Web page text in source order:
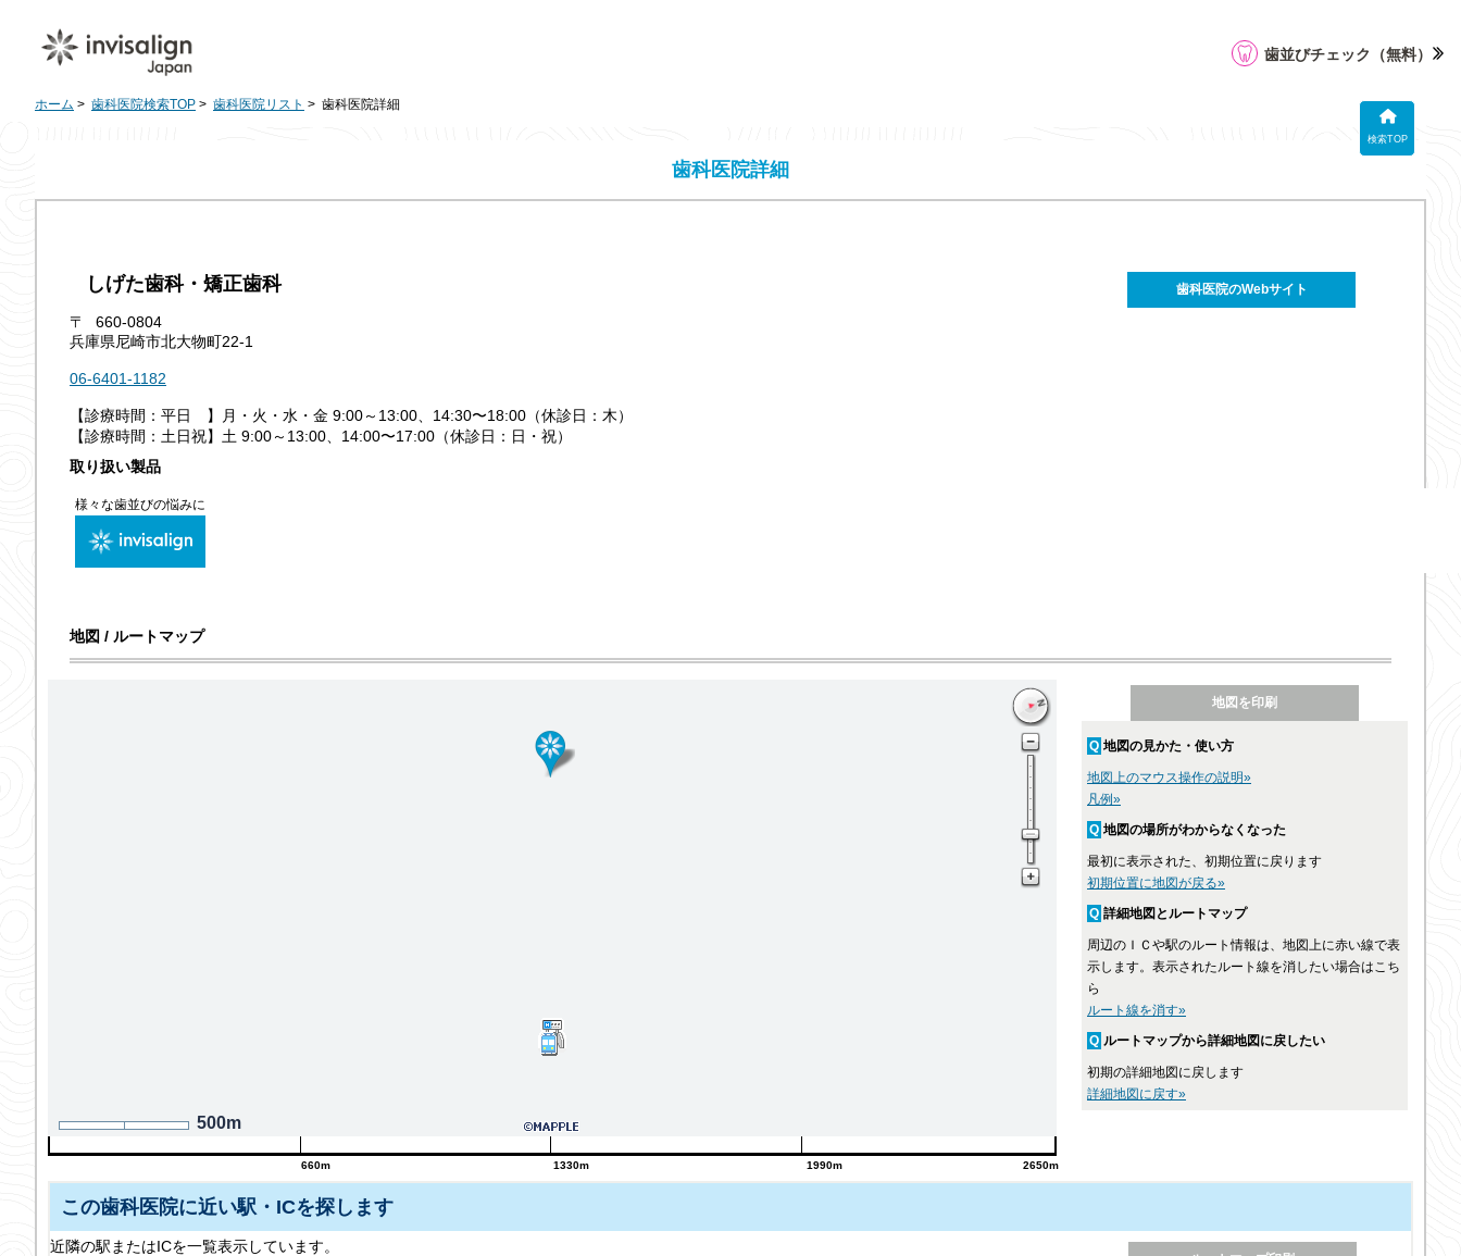
検索TOP
歯並びチェック （無料）
ホーム > 歯科医院検索TOP > 歯科医院リスト > 歯科医院詳細
歯科医院詳細
しげた歯科・矯正歯科
〒
660-0804
兵庫県尼崎市北大物町22-1
06-6401-1182
【診療時間：平日 】月・火・水・金 9:00～13:00、14:30〜18:00（休診日：木）
【診療時間：土日祝】土 9:00～13:00、14:00〜17:00（休診日：日・祝）
取り扱い製品
様々な歯並びの悩みに
地図 / ルートマップ
500m
660m 1330m 1990m 2650m
Q 地図の見かた・使い方
地図上のマウス操作の説明»
凡例»
Q 地図の場所がわからなくなった
最初に表示された、初期位置に戻ります
初期位置に地図が戻る»
Q 詳細地図とルートマップ
周辺のＩＣや駅のルート情報は、地図上に赤い線で表
示します。表示されたルート線を消したい場合はこち
ら
ルート線を消す»
Q ルートマップから詳細地図に戻したい
初期の詳細地図に戻します
詳細地図に戻す»
この歯科医院に近い駅・ICを探します
近隣の駅またはICを一覧表示しています。